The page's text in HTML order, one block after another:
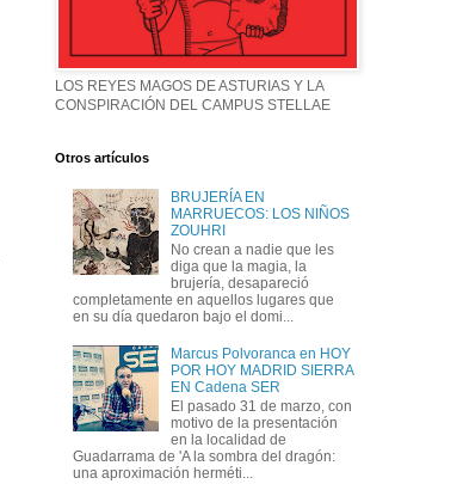
LOS REYES MAGOS DE ASTURIAS Y LA
CONSPIRACIÓN DEL CAMPUS STELLAE
Otros artículos
BRUJERÍA EN
MARRUECOS: LOS NIÑOS
ZOUHRI
No crean a nadie que les
diga que la magia, la
brujería, desapareció
completamente en aquellos lugares que
en su día quedaron bajo el domi...
Marcus Polvoranca en HOY
POR HOY MADRID SIERRA
EN Cadena SER
El pasado 31 de marzo, con
motivo de la presentación
en la localidad de
Guadarrama de 'A la sombra del dragón:
una aproximación herméti...